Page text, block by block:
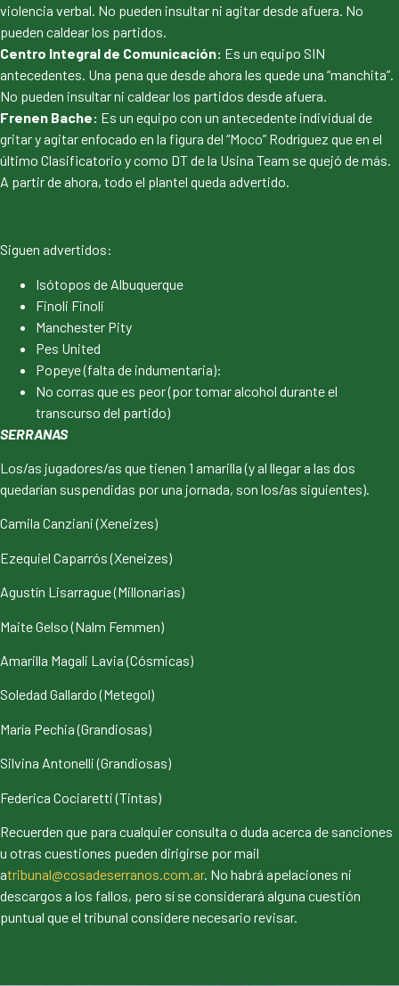
violencia verbal. No pueden insultar ni agitar desde afuera. No
pueden caldear los partidos.
Centro Integral de Comunicación: Es un equipo SIN
antecedentes. Una pena que desde ahora les quede una “manchita”.
No pueden insultar ni caldear los partidos desde afuera.
Frenen Bache: Es un equipo con un antecedente individual de
gritar y agitar enfocado en la figura del “Moco” Rodríguez que en el
último Clasificatorio y como DT de la Usina Team se quejó de más.
A partir de ahora, todo el plantel queda advertido.
Siguen advertidos:
Isótopos de Albuquerque
Finoli Finoli
Manchester Pity
Pes United
Popeye (falta de indumentaria):
No corras que es peor (por tomar alcohol durante el
transcurso del partido)
SERRANAS
Los/as jugadores/as que tienen 1 amarilla (y al llegar a las dos
quedarían suspendidas por una jornada, son los/as siguientes).
Camila Canziani (Xeneizes)
Ezequiel Caparrós (Xeneizes)
Agustín Lisarrague (Millonarias)
Maite Gelso (Nalm Femmen)
Amarilla Magali Lavia (Cósmicas)
Soledad Gallardo (Metegol)
María Pechia (Grandiosas)
Silvina Antonelli (Grandiosas)
Federica Cociaretti (Tintas)
Recuerden que para cualquier consulta o duda acerca de sanciones
u otras cuestiones pueden dirigirse por mail
atribunal@cosadeserranos.com.ar. No habrá apelaciones ni
descargos a los fallos, pero sí se considerará alguna cuestión
puntual que el tribunal considere necesario revisar.